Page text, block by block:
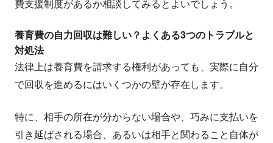
費支援制度があるか相談してみるとよいでしょう。
養育費の自力回収は難しい？よくある3つのトラブルと
対処法
法律上は養育費を請求する権利があっても、実際に自分
で回収を進めるにはいくつかの壁が存在します。
特に、相手の所在が分からない場合や、巧みに支払いを
引き延ばされる場合、あるいは相手と関わること自体が